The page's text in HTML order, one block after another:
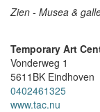
Zien - Musea &
Temporary Art
Vonderweg 1
5611BK Eindhoven
0402461325
www.tac.nu